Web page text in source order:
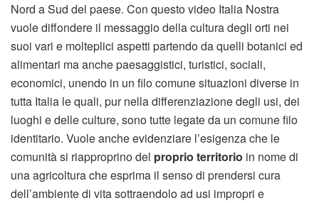
Nord a Sud del paese. Con questo video Italia Nostra
vuole diffondere il messaggio della cultura degli orti nei
suoi vari e molteplici aspetti partendo da quelli botanici ed
alimentari ma anche paesaggistici, turistici, sociali,
economici, unendo in un filo comune situazioni diverse in
tutta Italia le quali, pur nella differenziazione degli usi, dei
luoghi e delle culture, sono tutte legate da un comune filo
identitario. Vuole anche evidenziare l’esigenza che le
comunità si riapproprino del proprio territorio in nome di
una agricoltura che esprima il senso di prendersi cura
dell’ambiente di vita sottraendolo ad usi impropri e